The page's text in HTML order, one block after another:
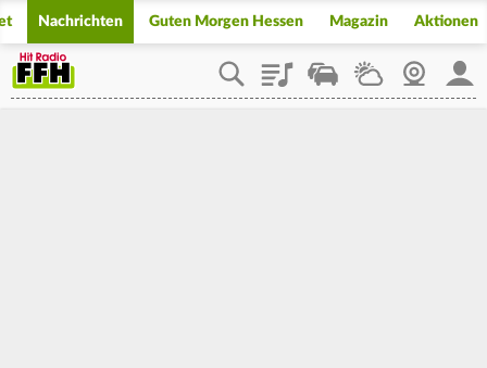
Nachrichten Guten Morgen Hessen Magazin Aktionen
PlaylistStaupilotWetterWebcam